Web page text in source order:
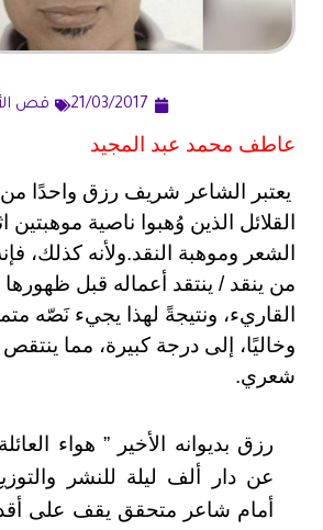
21/03/2017 قص
عاطف محمد عبد المجيد
يعتبر الشاعر شريف رزق واحدًا من
القلائل الذين وُهبوا ناصية موهبتين
الشعر وموهبة النقد.ولأنه كذلك،
من ينقد / ينتقد أعماله قبل
القاريء، ونتيجةً لهذا يجيء نَصّه
وخاليًا، إلى درجة كبيرة، مما
شعري.
رزق بديوانه الأخير ” هواء
عن دار ألف ليلة للنشر
أمام شاعر متحقق يقف على